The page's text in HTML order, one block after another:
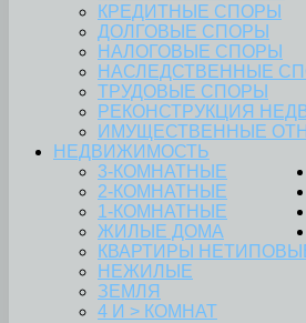
КРЕДИТНЫЕ СПОРЫ
ДОЛГОВЫЕ СПОРЫ
НАЛОГОВЫЕ СПОРЫ
НАСЛЕДСТВЕННЫЕ
ТРУДОВЫЕ СПОРЫ
РЕКОНСТРУКЦИЯ
ИМУЩЕСТВЕННЫЕ
НЕДВИЖИМОСТЬ
3-КОМНАТНЫЕ
2-КОМНАТНЫЕ
1-КОМНАТНЫЕ
ЖИЛЫЕ ДОМА
КВАРТИРЫ
НЕЖИЛЫЕ
ЗЕМЛЯ
4 И > КОМНАТ